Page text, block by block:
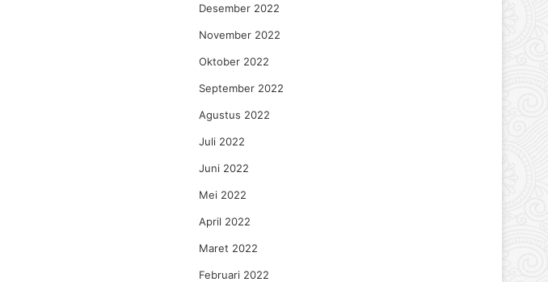
Desember 2022
November 2022
Oktober 2022
September 2022
Agustus 2022
Juli 2022
Juni 2022
Mei 2022
April 2022
Maret 2022
Februari 2022